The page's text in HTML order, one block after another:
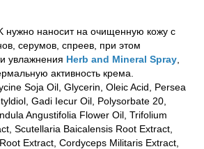
нужно наносит на очищенную кожу с
серумов, спреев, при этом
увлажнения Herb and Mineral Spray
активность крема.
Soja Oil, Glycerin, Oleic Acid, Persea
Gadi Iecur Oil, Polysorbate 20,
Angustifolia Flower Oil, Trifolium
Scutellaria Baicalensis Root Extract,
Extract, Cordyceps Militaris Extract,